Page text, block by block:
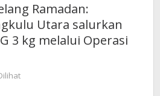
Pemerintah
Bengkulu
Utara
Ramadan:
Utara salurkan
3 kg melalui Operasi